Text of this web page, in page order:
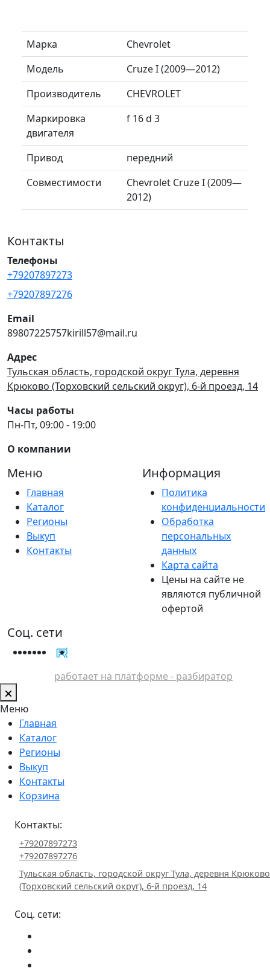
Марка
Chevrolet
Модель
Cruze I (2009—2012)
Производитель
CHEVROLET
Маркировка
двигателя
f 16 d 3
Привод
передний
Совместимости
Chevrolet Cruze I (2009—
2012)
Контакты
Телефоны
+79207897273
+79207897276
Email
89807225757kirill57@mail.ru
Адрес
Тульская область, городской округ Тула, деревня
Крюково (Торховский сельский округ), 6-й проезд, 14
Часы работы
Пн-Пт, 09:00 - 19:00
О компании
Меню
Главная
Каталог
Регионы
Выкуп
Контакты
Информация
Политика
конфиденциальности
Обработка
персональных
данных
Карта сайта
Цены на сайте не
являются публичной
офертой
Соц. сети
работает на платформе - разбиратор
Меню
Главная
Каталог
Регионы
Выкуп
Контакты
Корзина
Контакты:
+79207897273
+79207897276
Тульская область, городской округ Тула, деревня Крюково
(Торховский сельский округ), 6-й проезд, 14
Соц. сети: